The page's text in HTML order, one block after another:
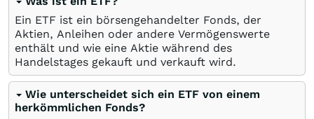
Ein ETF ist ein börsengehandelter Fonds, der
Aktien, Anleihen oder andere Vermögenswerte
enthält und wie eine Aktie während des
Handelstages gekauft und verkauft wird.
Wie unterscheidet sich ein ETF von einem
herkömmlichen Fonds?